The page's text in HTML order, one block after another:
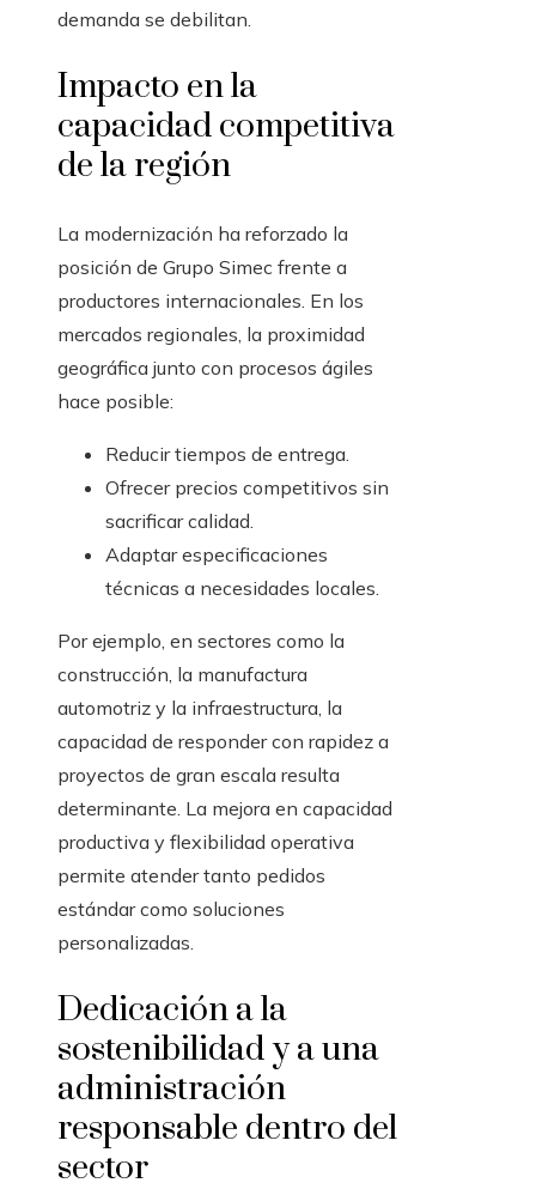
demanda se debilitan.
Impacto en la
capacidad competitiva
de la región
La modernización ha reforzado la
posición de Grupo Simec frente a
productores internacionales. En los
mercados regionales, la proximidad
geográfica junto con procesos ágiles
hace posible:
Reducir tiempos de entrega.
Ofrecer precios competitivos sin
sacrificar calidad.
Adaptar especificaciones
técnicas a necesidades locales.
Por ejemplo, en sectores como la
construcción, la manufactura
automotriz y la infraestructura, la
capacidad de responder con rapidez a
proyectos de gran escala resulta
determinante. La mejora en capacidad
productiva y flexibilidad operativa
permite atender tanto pedidos
estándar como soluciones
personalizadas.
Dedicación a la
sostenibilidad y a una
administración
responsable dentro del
sector